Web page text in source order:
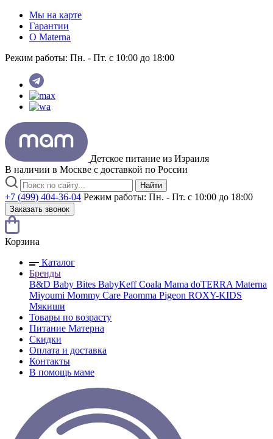
Мы на карте
Гарантии
O Materna
Режим работы: Пн. - Пт. с 10:00 до 18:00
Детское питание из Израиля
В наличии в Москве с доставкой по России
Найти
+7 (499) 404-36-04 Режим работы: Пн. - Пт. с 10:00 до 18:00
Заказать звонок
Корзина
Каталог
Бренды
B&D Baby Bites BabyKeffCoala Mama doTERRA Materna
Miyoumi Mommy Care Paomma Pigeon ROXY-KIDS
Мякиши
Товары по возрасту
Питание Матерна
Скидки
Оплата и доставка
Контакты
В помощь маме